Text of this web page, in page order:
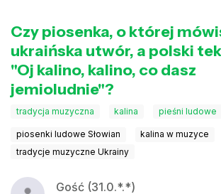
Czy piosenka, o której
ukraińska utwór, a polski
"Oj kalino, kalino, co dasz
jemioludnie"?
tradycja muzyczna kalina pieśni ludowe
piosenki ludowe Słowian
kalina w muzyce
tradycje muzyczne Ukrainy
Gość (31.0.*.*)